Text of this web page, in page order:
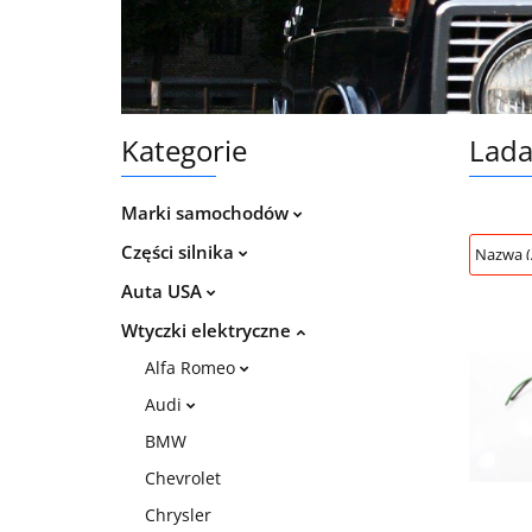
Kategorie
Marki samochodów
Części silnika
Auta USA
Wtyczki elektryczne
Alfa Romeo
Audi
BMW
Chevrolet
Chrysler
Lada